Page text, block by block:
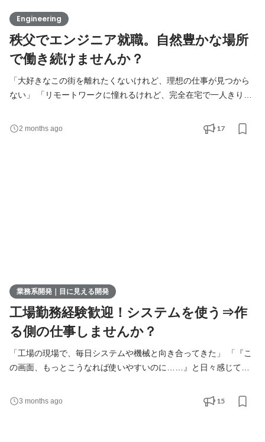
Engineering
秩父でエンジニア就職。自然豊かな場所
で働き続けませんか？
「大好きなこの街を離れたくないけれど、理想の仕事が見つから
ない」 「リモートワークに憧れるけれど、完全在宅で一人きりの
キルを身につけて長く働き続けたい」 そんなあなたへ。 豊かな自
然に囲まれた秩父。 「できることなら、この街を離れずにずっと
2 months ago 17
業務系開発｜目に見える開発
工場勤務経験歓迎！システムを使う⇒作
る側の仕事しませんか？
「工場の現場で、毎日システムや機械と向き合ってきた」 「『こ
の画面、もっとこうなれば使いやすいのに……』と日々感じてい
製造業を支えたい」 そんなあなたへ。 日々の業務の中で、「この
入力手順、無駄が多いな」「もっと現場の動きにフィットしたシ
3 months ago 15